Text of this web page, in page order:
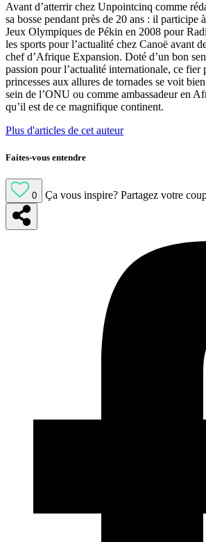
Avant d’atterrir chez Unpointcinq comme
sa bosse pendant près de 20 ans : il participe
Jeux Olympiques de Pékin en 2008 pour
les sports pour l’actualité chez Canoë avant
chef d’Afrique Expansion. Doté d’un bon
passion pour l’actualité internationale, ce fier
princesses aux allures de tornades se voit
sein de l’ONU ou comme ambassadeur en
qu’il est de ce magnifique continent.
Plus d'articles de cet auteur
Faites-vous entendre
0 Ça vous inspire? Partagez votre